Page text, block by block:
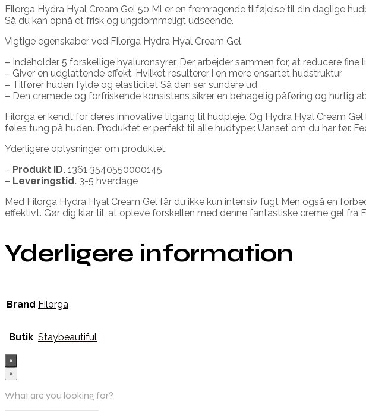
Filorga Hydra Hyal Cream Gel 50 Ml er en fremragende tilføjelse til din daglige
Så du kan opnå et frisk og ungdommeligt udseende.
Vigtige egenskaber ved Filorga Hydra Hyal Cream Gel.
– Indeholder 5 forskellige hyaluronsyrer. Der arbejder sammen for, at reducere fine
– Giver en udglattende effekt. Hvilket resulterer i en mere ensartet hudstruktur
– Tilfører huden fylde og elasticitet Så den ser sundere ud
– Den cremede og forfriskende konsistens sikrer en behagelig påføring og hurtig
Filorga er kendt for deres innovative tilgang til hudpleje. Og Hydra Hyal Cream
føles tung på huden. Produktet er perfekt til alle hudtyper. Uanset om du har tør.
Yderligere oplysninger om produktet.
– Produkt ID. 1361 3540550000145
– Leveringstid. 3-5 hverdage
Med Filorga Hydra Hyal Cream Gel får du ikke kun intensiv fugt Men også en
effektivt. Gør dig klar til, at opleve forskellen med denne fantastiske creme gel fra
Yderligere information
Brand Filorga
Butik Staybeautiful
×
×
What are you looking for?